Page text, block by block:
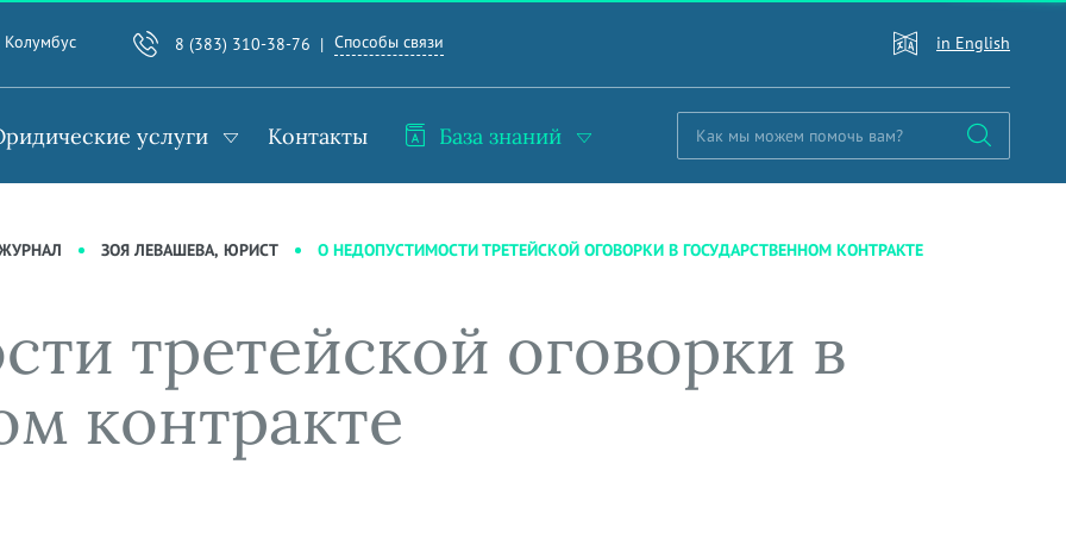
Колумбус 8 (383) 310-38-76 Способы связи in English
услуги Контакты База знаний
ЗОЯ ЛЕВАШЕВА, ЮРИСТ О НЕДОПУСТИМОСТИ ТРЕТЕЙСКОЙ ОГОВОРКИ В ГОСУДАРСТВЕННОМ КОНТРАКТЕ
третейской оговорки в
контракте